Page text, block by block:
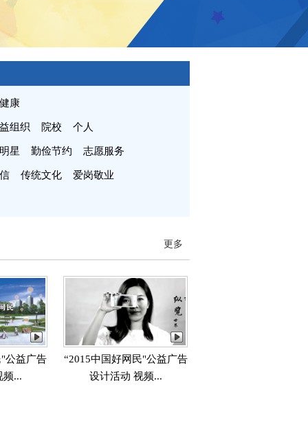
康
组织 院校 个人
星 勤俭节约 志愿服务
传统文化 爱岗敬业
更多
公益广告
频...
“2015中国好网民"公益广告
设计活动 视频...